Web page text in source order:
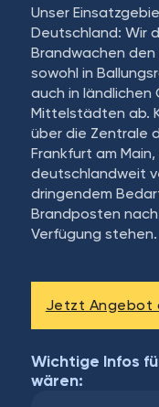
Unser
Deutschland: Wir
Brandwachen
sowohl in
auch in ländlichen
Mittelstädten ab.
über die Zentrale
Frankfurt am
deutschlandweit
dringendem
Brandposten
Verfügung stehen.
Jetzt Angebot
Wichtige Infos
wären: